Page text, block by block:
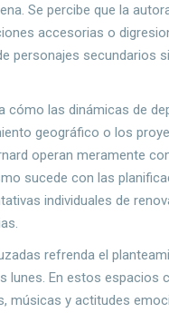
Se percibe que la
accesorias o
personajes secundarios
cómo las dinámicas de
geográfico o los
operan meramente
sucede con las
individuales de
refrenda el
lunes. En estos espacios
músicas y actitudes